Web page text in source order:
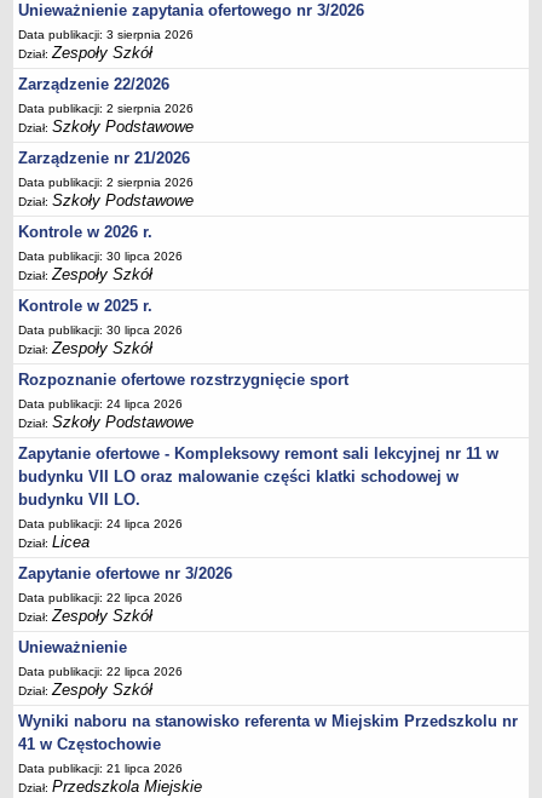
Sprawozdania
Deklaracja dostępności
DEKLARACJA DOSTĘPNOŚCI
OŚWIADCZENIA MAJĄTKOWE
PONOWNE WYKORZYSTYWANIE
Unieważnienie zapytania ofertowego nr 3/2026
Data publikacji: 3 sierpnia 2026
Dział:Zespoły Szkół
Zarządzenie 22/2026
Data publikacji: 2 sierpnia 2026
Dział:Szkoły Podstawowe
Zarządzenie nr 21/2026
Data publikacji: 2 sierpnia 2026
Dział:Szkoły Podstawowe
Kontrole w 2026 r.
Data publikacji: 30 lipca 2026
Dział:Zespoły Szkół
Kontrole w 2025 r.
Data publikacji: 30 lipca 2026
Dział:Zespoły Szkół
Rozpoznanie ofertowe rozstrzygnięcie sport
Data publikacji: 24 lipca 2026
Dział:Szkoły Podstawowe
Zapytanie ofertowe - Kompleksowy remont sali lekcyjnej nr 11 w
budynku VII LO oraz malowanie części klatki schodowej w
budynku VII LO.
Data publikacji: 24 lipca 2026
Dział:Licea
Zapytanie ofertowe nr 3/2026
Data publikacji: 22 lipca 2026
Dział:Zespoły Szkół
Unieważnienie
Data publikacji: 22 lipca 2026
Dział:Zespoły Szkół
Wyniki naboru na stanowisko referenta w Miejskim Przedszkolu nr
41 w Częstochowie
Data publikacji: 21 lipca 2026
Dział:Przedszkola Miejskie